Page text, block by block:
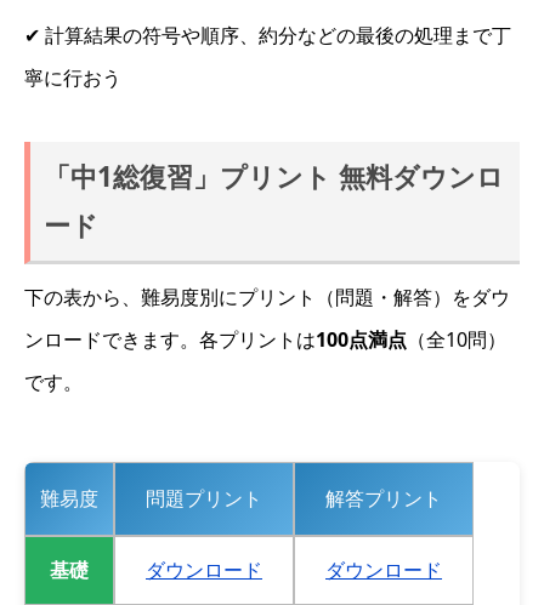
✔ 計算結果の符号や順序、約分などの最後の処理まで丁
寧に行おう
「中1総復習」プリント 無料ダウンロ
ード
下の表から、難易度別にプリント（問題・解答）をダウ
ンロードできます。各プリントは100点満点 （全10問）
です。
難易度 問題プリント 解答プリント
基礎 ダウンロード ダウンロード